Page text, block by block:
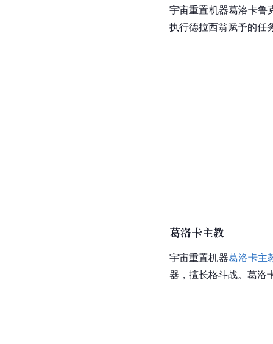
宇宙重置机器葛洛卡鲁
执行德拉西翁赋予的任
葛洛卡主教
宇宙重置机器葛洛卡主
器，擅长格斗战。葛洛